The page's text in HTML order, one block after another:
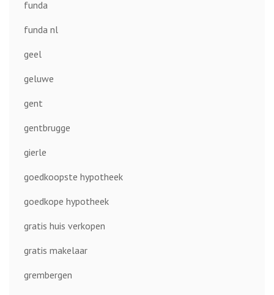
funda
funda nl
geel
geluwe
gent
gentbrugge
gierle
goedkoopste hypotheek
goedkope hypotheek
gratis huis verkopen
gratis makelaar
grembergen